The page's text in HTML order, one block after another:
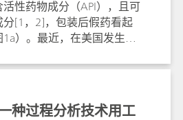
性药物成分（API），且可
[1，2]，包装后假药看起
）。最近，在美国发生了
[3]。由于这些非常危险的
要开发一种能够快速确认
于药物中的原料药浓度较
种过程分析技术用工